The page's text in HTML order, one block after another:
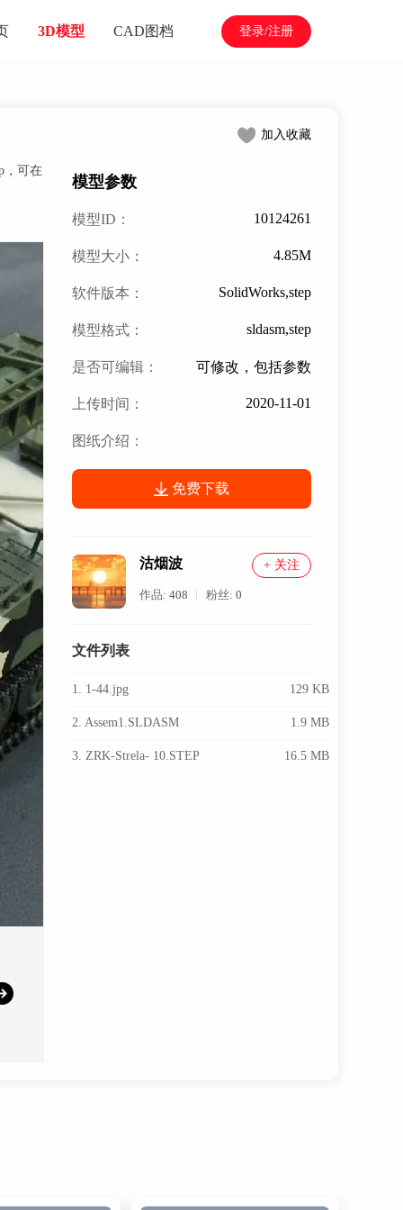
3D模型 CAD图档 登录/注册
，可在
加入收藏
模型参数
模型ID： 10124261
模型大小： 4.85M
软件版本： SolidWorks,step
模型格式： sldasm,step
是否可编辑： 可修改，包括参数
上传时间： 2020-11-01
图纸介绍：
免费下载
沽烟波
作品:408 粉丝:0
+ 关注
文件列表
1. 1-44.jpg 129 KB
2. Assem1.SLDASM 1.9 MB
3. ZRK-Strela- 10.STEP 16.5 MB